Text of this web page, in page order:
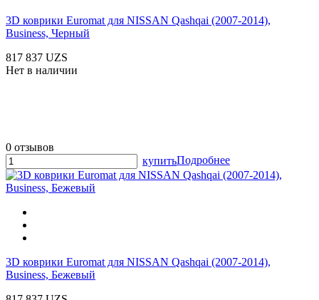
3D коврики Euromat для NISSAN Qashqai (2007-2014),
Business, Черный
817 837 UZS
Нет в наличии
0 отзывов
купитьПодробнее
3D коврики Euromat для NISSAN Qashqai (2007-2014),
Business, Бежевый